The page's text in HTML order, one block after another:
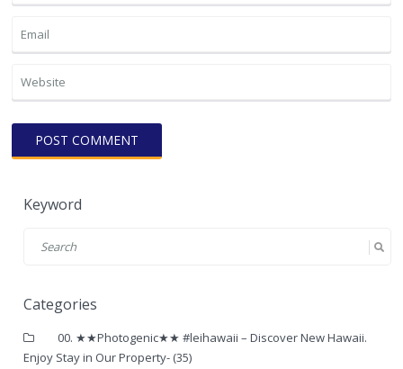
Keyword
Categories
00. ★★Photogenic★★ #leihawaii – Discover New Hawaii.
Enjoy Stay in Our Property- (35)